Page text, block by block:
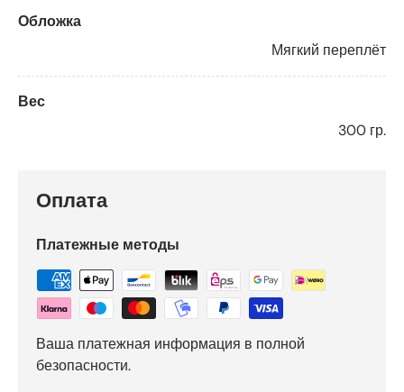
Обложка
Мягкий переплёт
Вес
300 гр.
Оплата
Платежные методы
Ваша платежная информация в полной
безопасности.